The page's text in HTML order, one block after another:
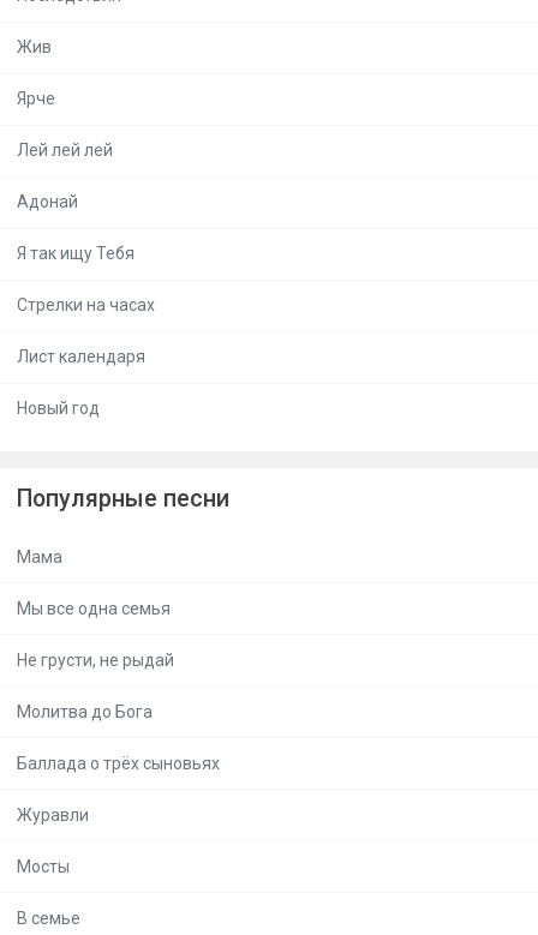
Жив
Ярче
Лей лей лей
Адонай
Я так ищу Тебя
Стрелки на часах
Лист календаря
Новый год
Популярные песни
Мама
Мы все одна семья
Не грусти, не рыдай
Молитва до Бога
Баллада о трёх сыновьях
Журавли
Мосты
В семье